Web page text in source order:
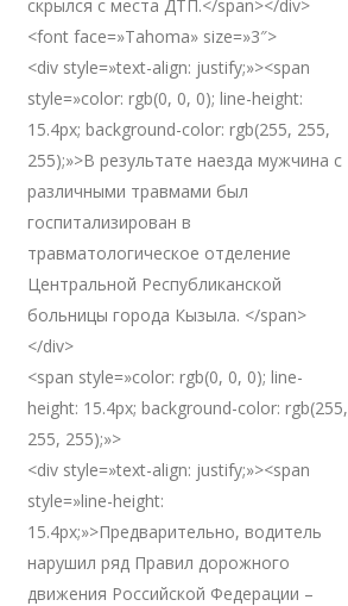
скрылся с места ДТП.</span></div>
<font face=»Tahoma» size=»3″>
<div style=»text-align: justify;»><span
style=»color: rgb(0, 0, 0); line-height:
15.4px; background-color: rgb(255, 255,
255);»>В результате наезда мужчина с
различными травмами был
госпитализирован в
травматологическое отделение
Центральной Республиканской
больницы города Кызыла. </span>
</div>
<span style=»color: rgb(0, 0, 0); line-
height: 15.4px; background-color: rgb(255,
255, 255);»>
<div style=»text-align: justify;»><span
style=»line-height:
15.4px;»>Предварительно, водитель
нарушил ряд Правил дорожного
движения Российской Федерации –